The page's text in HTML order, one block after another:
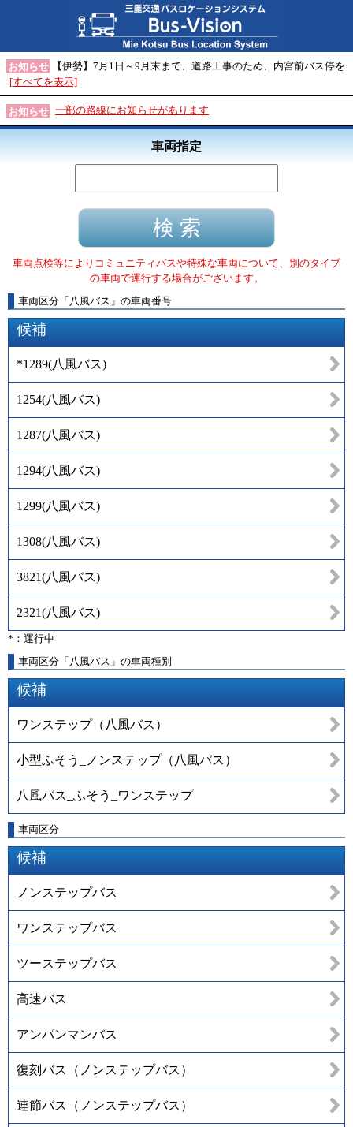
お知らせ
【伊勢】7月1日～9月末まで、道路工事のため、内宮前バス停を
[すべてを表示]
お知らせ 一部の路線にお知らせがあります
車両指定
車両点検等によりコミュニティバスや特殊な車両について、別のタイプ
の車両で運行する場合がございます。
車両区分 「 八風バス 」 の車両番号
候補
*1289(八風バス)
1254(八風バス)
1287(八風バス)
1294(八風バス)
1299(八風バス)
1308(八風バス)
3821(八風バス)
2321(八風バス)
*：運行中
車両区分「八風バス」の車両種別
候補
ワンステップ（八風バス）
小型ふそう_ノンステップ（八風バス）
八風バス_ふそう_ワンステップ
車両区分
候補
ノンステップバス
ワンステップバス
ツーステップバス
高速バス
アンパンマンバス
復刻バス（ノンステップバス）
連節バス（ノンステップバス）